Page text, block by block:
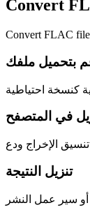
Convert
Convert FLAC
بتحميل ملفك
في المتصفح
تنزيل النتيجة